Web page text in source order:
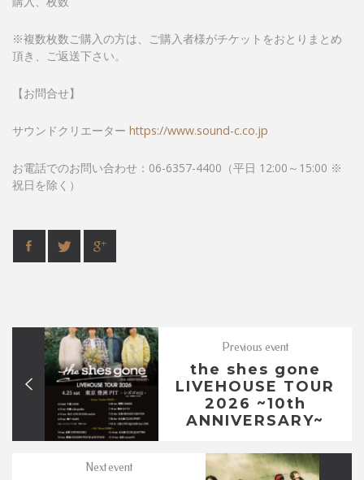
※複数枚数ご購入の方は、ご購入者様がチケットをおとりまとめ
頂き、ご返送下さい。
【お問合せ】
サウンドクリエーター https://www.sound-c.co.jp
お電話でのお問い合わせ：06-6357-4400（平日 12:00～15:00 ※
祝日を除く）
Previous event
the shes gone
LIVEHOUSE TOUR
2026 ~10th
ANNIVERSARY~
Next event